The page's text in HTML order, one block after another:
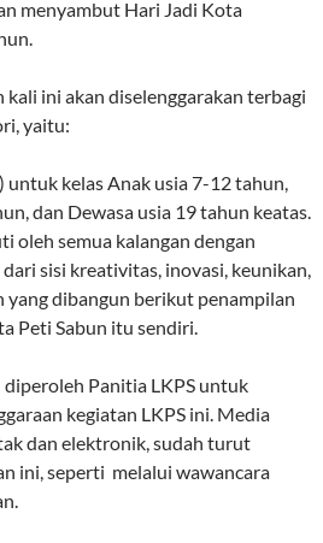
menyambut Hari Jadi Kota
kali ini akan diselenggarakan terbagi
yaitu:
untuk kelas Anak usia 7-12 tahun,
dan Dewasa usia 19 tahun keatas.
oleh semua kalangan dengan
sisi kreativitas, inovasi, keunikan,
yang dibangun berikut penampilan
Peti Sabun itu sendiri.
Panitia LKPS untuk
kegiatan LKPS ini. Media
dan elektronik, sudah turut
ini, seperti melalui wawancara